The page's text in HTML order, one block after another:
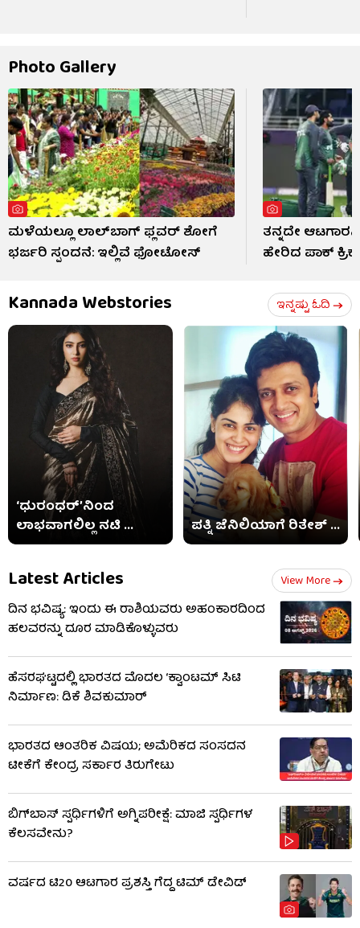
Photo Gallery
ಮಳೆಯಲ್ಲೂ ಲಾಲ್‌ಬಾಗ್ ಫ್ಲವರ್ ಶೋಗೆ
ಭರ್ಜರಿ ಸ್ಪಂದನೆ: ಇಲ್ಲಿವೆ ಫೋಟೋಸ್​
ತನ್ನದೇ
ಹೇರಿದ ಪಾಕ್
Kannada Webstories ಇನ್ನಷ್ಟು ಓದಿ
‘ಧುರಂಧರ್’ನಿಂದ
ಲಾಭವಾಗಲಿಲ್ಲ ನಟಿ ...
ಪತ್ನಿ ಜೆನಿಲಿಯಾಗೆ ರಿತೇಶ್ ...
Latest Articles View More
ದಿನ ಭವಿಷ್ಯ: ಇಂದು ಈ ರಾಶಿಯವರು ಅಹಂಕಾರದಿಂದ
ಹಲವರನ್ನು ದೂರ ಮಾಡಿಕೊಳ್ಳುವರು
ಹೆಸರಘಟ್ಟದಲ್ಲಿ ಭಾರತದ ಮೊದಲ ‘ಕ್ವಾಂಟಮ್ ಸಿಟಿ
ನಿರ್ಮಾಣ: ಡಿಕೆ ಶಿವಕುಮಾರ್
ಭಾರತದ ಆಂತರಿಕ ವಿಷಯ; ಅಮೆರಿಕದ ಸಂಸದನ
ಟೀಕೆಗೆ ಕೇಂದ್ರ ಸರ್ಕಾರ ತಿರುಗೇಟು
ಬಿಗ್​​ಬಾಸ್​ ಸ್ಪರ್ಧಿಗಳಿಗೆ ಅಗ್ನಿಪರೀಕ್ಷೆ: ಮಾಜಿ ​​ಸ್ಪರ್ಧಿಗಳ
ಕೆಲಸವೇನು?
ವರ್ಷದ ಟಿ20 ಆಟಗಾರ ಪ್ರಶಸ್ತಿ ಗೆದ್ದ ಟಿಮ್ ಡೇವಿಡ್